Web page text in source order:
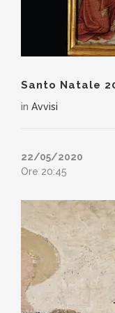
Santo Natale
in Avvisi
22/05/2020
Ore 20:45